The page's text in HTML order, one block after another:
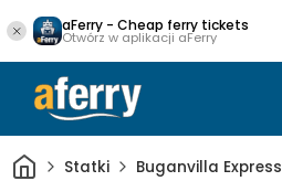
aFerry - Cheap ferry tickets
Otwórz w aplikacji aFerry
DomStatki Buganvilla Express